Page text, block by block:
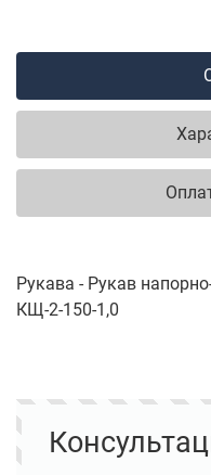
Рукава - Рукав
КЩ-2-150-1,0